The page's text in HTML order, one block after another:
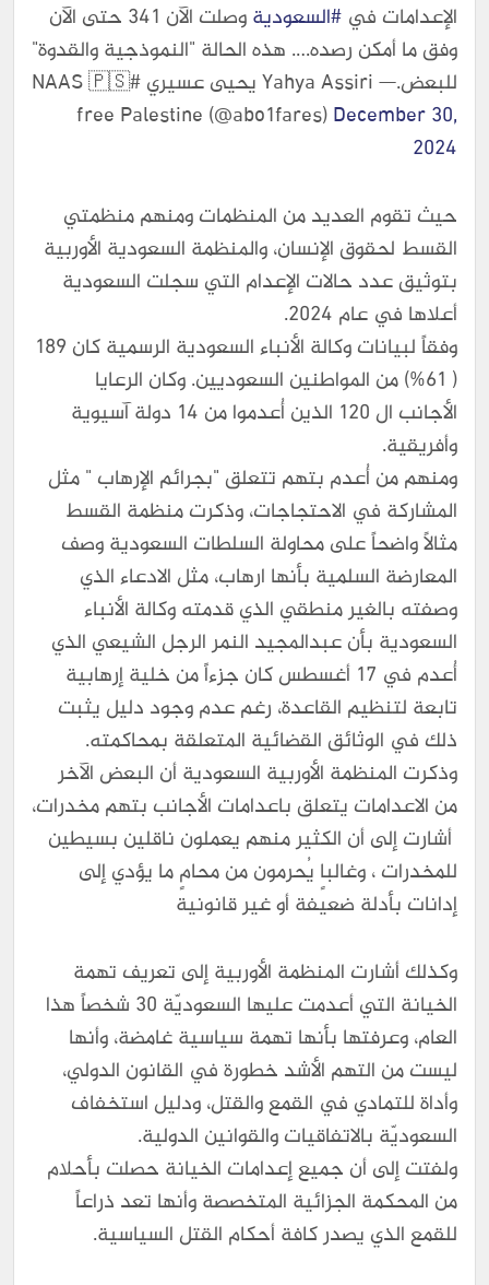
الإعدامات في #السعودية
وصلت الآن 341 حتى الآن
وفق ما أمكن رصده…. هذه الحالة "النموذجية والقدوة"
للبعض.— Yahya Assiri يحيى عسيري #NAAS 🇵🇸
free Palestine (@abo1fares)December 30,
2024
حيث تقوم العديد من المنظمات ومنهم منظمتي
القسط لحقوق الإنسان، والمنظمة السعودية الأوربية
بتوثيق عدد حالات الإعدام التي سجلت السعودية
أعلاها في عام 2024.
وفقاً لبيانات وكالة الأنباء السعودية الرسمية كان 189
( 61%) من المواطنين السعوديين. وكان الرعايا
الأجانب ال 120 الذين أُعدموا من 14 دولة آسيوية
وأفريقية.
ومنهم من أُعدم بتهم تتعلق "بجرائم الإرهاب " مثل
المشاركة في الاحتجاجات، وذكرت منظمة القسط
مثالاً واضحاً على محاولة السلطات السعودية وصف
المعارضة السلمية بأنها ارهاب، مثل الادعاء الذي
وصفته بالغير منطقي الذي قدمته وكالة الأنباء
السعودية بأن عبدالمجيد النمر الرجل الشيعي الذي
أُعدم في 17 أغسطس كان جزءاً من خلية إرهابية
تابعة لتنظيم القاعدة، رغم عدم وجود دليل يثبت
ذلك في الوثائق القضائية المتعلقة بمحاكمته.
وذكرت المنظمة الأوربية السعودية أن البعض الآخر
من الاعدامات يتعلق باعدامات الأجانب بتهم مخدرات،
أشارت إلى أن الكثير منهم يعملون ناقلين بسيطين
للمخدرات ، وغالباٍ يُحرمون من محامٍ ما يؤدي إلى
إدانات بأدلة ضعيفة أو غير قانونية
وكذلك أشارت المنظمة الأوربية إلى تعريف تهمة
الخيانة التي أعدمت عليها السعوديّة 30 شخصاً هذا
العام، وعرفتها بأنها تهمة سياسية غامضة، وأنها
ليست من التهم الأشد خطورة في القانون الدولي،
وأداة للتمادي في القمع والقتل، ودليل استخفاف
السعوديّة بالاتفاقيات والقوانين الدولية.
ولفتت إلى أن جميع إعدامات الخيانة حصلت بأحلام
من المحكمة الجزائية المتخصصة وأنها تعد ذراعاً
للقمع الذي يصدر كافة أحكام القتل السياسية.